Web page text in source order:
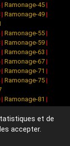
| Ramonage-45|
| Ramonage-49|
| Ramonage-55|
| Ramonage-59|
| Ramonage-63 |
| Ramonage-67|
| Ramonage-71 |
| Ramonage-75|
| Ramonage-81 |
|Ramonage-85|
|Ramonage-89 |
|Ramonage-93
et de
accepter.